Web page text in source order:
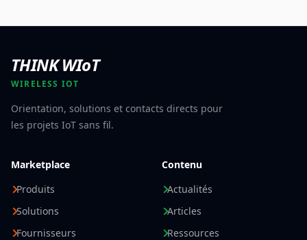
THINK WIoT
WIRELESS IOT
Orientation, solutions et contacts directs pour
les projets IoT sans fil.
Marketplace
Produits
Solutions
Fournisseurs
Contenu
Actualités
Articles
Ressources